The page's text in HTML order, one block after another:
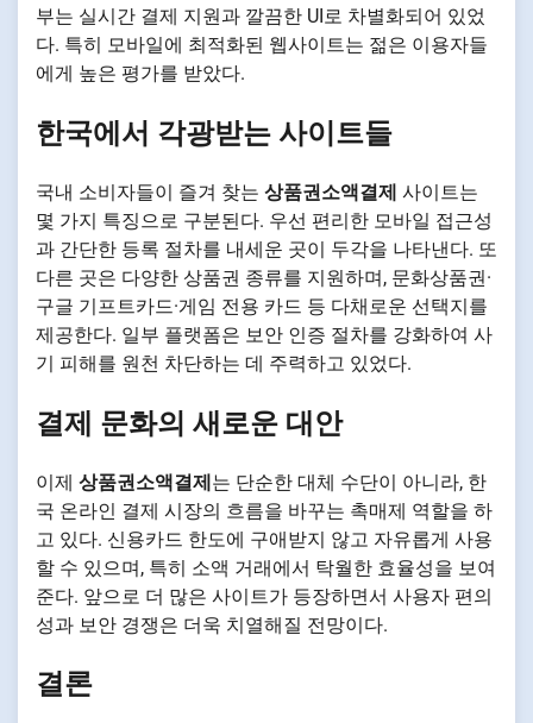
부는 실시간 결제 지원과 깔끔한 UI로 차별화되어 있었
다. 특히 모바일에 최적화된 웹사이트는 젊은 이용자들
에게 높은 평가를 받았다.
한국에서 각광받는 사이트들
국내 소비자들이 즐겨 찾는 상품권소액결제 사이트는
몇 가지 특징으로 구분된다. 우선 편리한 모바일 접근성
과 간단한 등록 절차를 내세운 곳이 두각을 나타낸다. 또
다른 곳은 다양한 상품권 종류를 지원하며, 문화상품권·
구글 기프트카드·게임 전용 카드 등 다채로운 선택지를
제공한다. 일부 플랫폼은 보안 인증 절차를 강화하여 사
기 피해를 원천 차단하는 데 주력하고 있었다.
결제 문화의 새로운 대안
이제 상품권소액결제는 단순한 대체 수단이 아니라, 한
국 온라인 결제 시장의 흐름을 바꾸는 촉매제 역할을 하
고 있다. 신용카드 한도에 구애받지 않고 자유롭게 사용
할 수 있으며, 특히 소액 거래에서 탁월한 효율성을 보여
준다. 앞으로 더 많은 사이트가 등장하면서 사용자 편의
성과 보안 경쟁은 더욱 치열해질 전망이다.
결론